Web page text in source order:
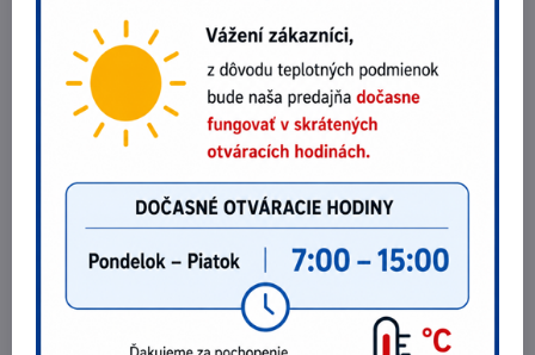
Príslušenstvo v cene:
Horák TIG SGT 17/8m UD (Up-down)
Uzemňovací kábel 3m, rýchlospojka 35-50
Rychlospojka plynová hadicová + hadicová spona 2ks
Prečo si kúpiť zváračku JASIC TIG 200 Pulse AC/DC? – Otázky a
odpovede
Čo robí túto zváračku výnimočnou oproti iným zváračkám?